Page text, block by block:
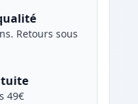
Retours sous
49€